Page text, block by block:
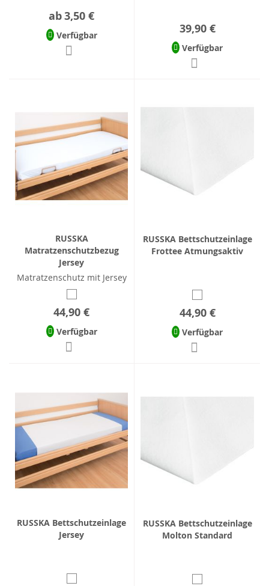
ab3,50 €
Verfügbar 39,90 €
Verfügbar
RUSSKA
Matratzenschutzbezug
Jersey
Matratzenschutz mit Jersey
44,90 €
Verfügbar
RUSSKA Bettschutzeinlage
Frottee Atmungsaktiv
44,90 €
Verfügbar
RUSSKA Bettschutzeinlage
Jersey
RUSSKA Bettschutzeinlage
Molton Standard